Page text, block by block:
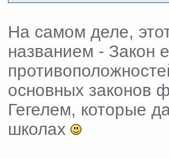
На самом деле,
названием - Закон
основных законов
Гегелем, которые
школах